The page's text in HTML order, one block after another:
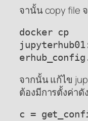
จานั้น copy file
docker cp
จากนั้น แก้ไข
ต้องมีการตั้งค่าดั
c =